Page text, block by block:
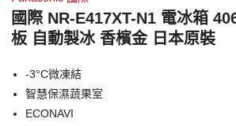
國際 NR-E417XT-N1 電冰箱
板 自動製冰 香檳金 日本原裝
-3°C微凍結
智慧保濕蔬果室
ECONAVI